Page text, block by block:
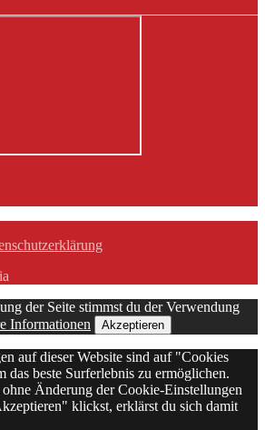
der Seite stimmst du der Verwendung
Informationen Akzeptieren
auf dieser Website sind auf "Cookies
das beste Surferlebnis zu ermöglichen.
Änderung der Cookie-Einstellungen
klickst, erklärst du sich damit